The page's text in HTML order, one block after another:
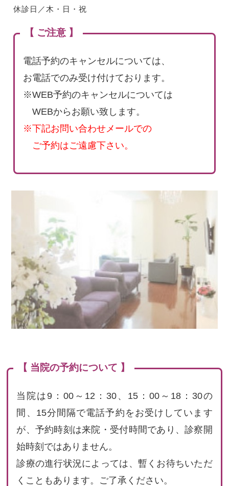
休診日／木・日・祝
【 ご注意 】
電話予約のキャンセルについては、
お電話でのみ受け付けております。
※WEB予約のキャンセルについては
WEBからお願い致します。
※下記お問い合わせメールでの
ご予約はご遠慮下さい。
【 当院の予約について 】
当院は9：00～12：30、15：00～18：30の
間、15分間隔で電話予約をお受けしています
が、予約時刻は来院・受付時間であり、診察開
始時刻ではありません。
診療の進行状況によっては、暫くお待ちいただ
くこともあります。ご了承ください。